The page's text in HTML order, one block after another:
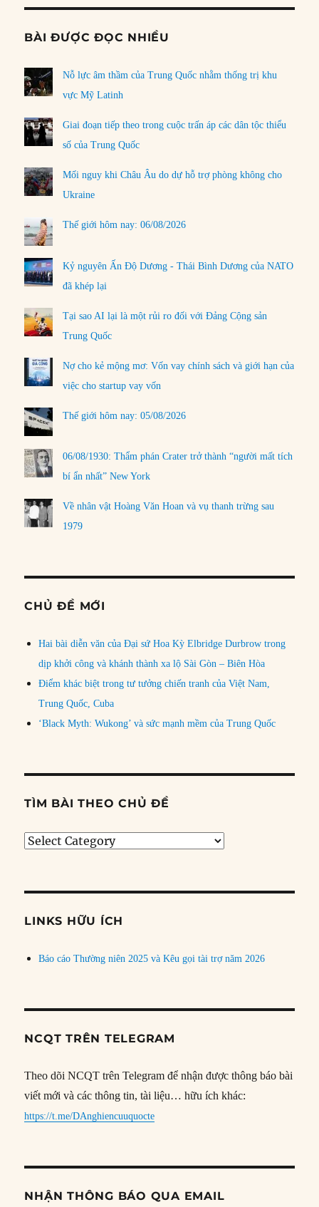
BÀI ĐƯỢC ĐỌC NHIỀU
Nỗ lực âm thầm của Trung Quốc nhằm thống trị khu
vực Mỹ Latinh
Giai đoạn tiếp theo trong cuộc trấn áp các dân tộc thiểu
số của Trung Quốc
Mối nguy khi Châu Âu do dự hỗ trợ phòng không cho
Ukraine
Thế giới hôm nay: 06/08/2026
Kỷ nguyên Ấn Độ Dương - Thái Bình Dương của NATO
đã khép lại
Tại sao AI lại là một rủi ro đối với Đảng Cộng sản
Trung Quốc
Nợ cho kẻ mộng mơ: Vốn vay chính sách và giới hạn của
việc cho startup vay vốn
Thế giới hôm nay: 05/08/2026
06/08/1930: Thẩm phán Crater trở thành “người mất tích
bí ẩn nhất” New York
Về nhân vật Hoàng Văn Hoan và vụ thanh trừng sau
1979
CHỦ ĐỀ MỚI
Hai bài diễn văn của Đại sứ Hoa Kỳ Elbridge Durbrow trong
dịp khởi công và khánh thành xa lộ Sài Gòn – Biên Hòa
Điểm khác biệt trong tư tưởng chiến tranh của Việt Nam,
Trung Quốc, Cuba
‘Black Myth: Wukong’ và sức mạnh mềm của Trung Quốc
TÌM BÀI THEO CHỦ ĐỀ
Tìm
đề
LINKS HỮU ÍCH
Báo cáo Thường niên 2025 và Kêu gọi tài trợ năm 2026
NCQT TRÊN TELEGRAM
Theo dõi NCQT trên Telegram để nhận được thông báo bài
viết mới và các thông tin, tài liệu… hữu ích khác:
https://t.me/DAnghiencuuquocte
NHẬN THÔNG BÁO QUA EMAIL